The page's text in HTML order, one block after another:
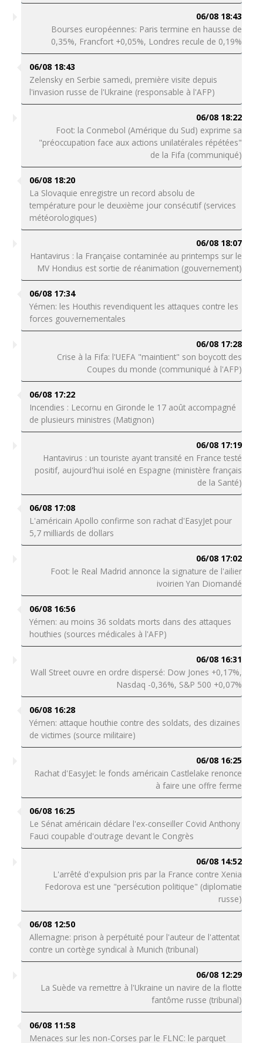
06/08 18:43
Bourses européennes: Paris termine en hausse de
0,35%, Francfort +0,05%, Londres recule de 0,19%
06/08 18:43
Zelensky en Serbie samedi, première visite depuis
l'invasion russe de l'Ukraine (responsable à l'AFP)
06/08 18:22
Foot: la Conmebol (Amérique du Sud) exprime sa
"préoccupation face aux actions unilatérales répétées"
de la Fifa (communiqué)
06/08 18:20
La Slovaquie enregistre un record absolu de
température pour le deuxième jour consécutif (services
météorologiques)
06/08 18:07
Hantavirus : la Française contaminée au printemps sur le
MV Hondius est sortie de réanimation (gouvernement)
06/08 17:34
Yémen: les Houthis revendiquent les attaques contre les
forces gouvernementales
06/08 17:28
Crise à la Fifa: l'UEFA "maintient" son boycott des
Coupes du monde (communiqué à l'AFP)
06/08 17:22
Incendies : Lecornu en Gironde le 17 août accompagné
de plusieurs ministres (Matignon)
06/08 17:19
Hantavirus : un touriste ayant transité en France testé
positif, aujourd'hui isolé en Espagne (ministère français
de la Santé)
06/08 17:08
L'américain Apollo confirme son rachat d'EasyJet pour
5,7 milliards de dollars
06/08 17:02
Foot: le Real Madrid annonce la signature de l'ailier
ivoirien Yan Diomandé
06/08 16:56
Yémen: au moins 36 soldats morts dans des attaques
houthies (sources médicales à l'AFP)
06/08 16:31
Wall Street ouvre en ordre dispersé: Dow Jones +0,17%,
Nasdaq -0,36%, S&P 500 +0,07%
06/08 16:28
Yémen: attaque houthie contre des soldats, des dizaines
de victimes (source militaire)
06/08 16:25
Rachat d'EasyJet: le fonds américain Castlelake renonce
à faire une offre ferme
06/08 16:25
Le Sénat américain déclare l'ex-conseiller Covid Anthony
Fauci coupable d'outrage devant le Congrès
06/08 14:52
L'arrêté d'expulsion pris par la France contre Xenia
Fedorova est une "persécution politique" (diplomatie
russe)
06/08 12:50
Allemagne: prison à perpétuité pour l'auteur de l'attentat
contre un cortège syndical à Munich (tribunal)
06/08 12:29
La Suède va remettre à l'Ukraine un navire de la flotte
fantôme russe (tribunal)
06/08 11:58
Menaces sur les non-Corses par le FLNC: le parquet